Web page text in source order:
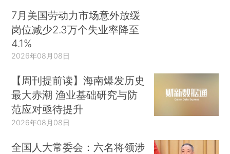
7月美国劳动力市场意外放缓
岗位减少2.3万个失业率降至
4.1%
2026年08月08日
【周刊提前读】海南爆发历史
最大赤潮 渔业基础研究与防
范应对亟待提升
2026年08月08日
全国人大常委会：六名将领涉